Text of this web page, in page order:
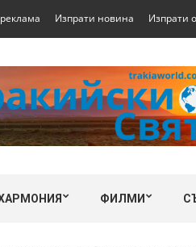
Изпрати новина Изпрати
ФИЛМИ